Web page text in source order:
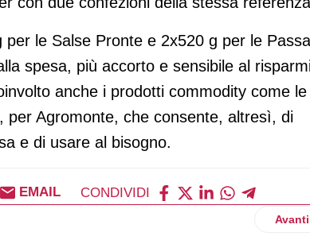
le Salse Pronte e 2x520 g per le
spesa, più accorto e sensibile al
anche i prodotti commodity come le
Agromonte, che consente, altresì, di
e di usare al bisogno.
EMAIL CONDIVIDI
(Conad): vendite ancora in frenata Avanti